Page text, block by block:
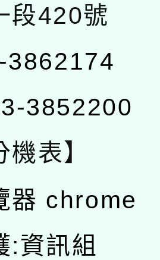
段420號
3862174
3852200
機表】
器 chrome
:資訊組